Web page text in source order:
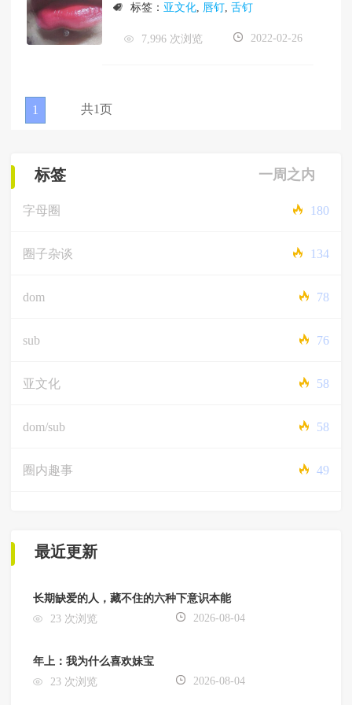
标签： 亚文化, 唇钉,舌钉
7,996 次浏览 2022-02-26
1 共1页
标签 一周之内
字母圈 180
圈子杂谈 134
dom 78
sub 76
亚文化 58
dom/sub 58
圈内趣事 49
最近更新
长期缺爱的人，藏不住的六种下意识本能
23 次浏览
2026-08-04
年上：我为什么喜欢妹宝
23 次浏览
2026-08-04